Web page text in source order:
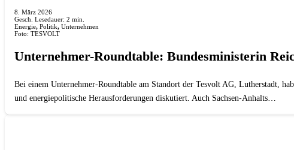
8. März 2026
Gesch. Lesedauer: 2 min.
Energie, Politik, Unternehmen
Foto: TESVOLT
Unternehmer-Roundtable: Bundesministerin
Bei einem Unternehmer-Roundtable am Standort der Tesvolt AG, Lutherstadt,
und energiepolitische Herausforderungen diskutiert. Auch Sachsen-Anhalts…